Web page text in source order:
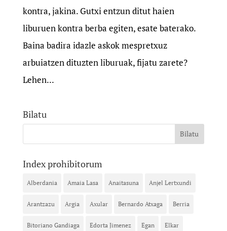
kontra, jakina. Gutxi entzun ditut haien
liburuen kontra berba egiten, esate baterako.
Baina badira idazle askok mespretxuz
arbuiatzen dituzten liburuak, fijatu zarete?
Lehen...
Bilatu
Index prohibitorum
Alberdania Amaia Lasa Anaitasuna Anjel Lertxundi
Arantzazu Argia Axular Bernardo Atxaga Berria
Bitoriano Gandiaga Edorta Jimenez Egan Elkar